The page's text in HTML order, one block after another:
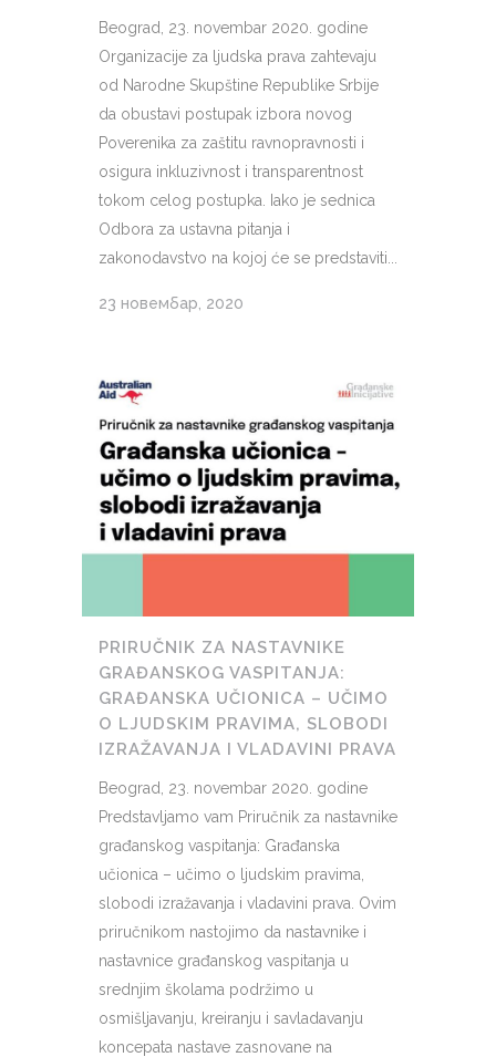
Beograd, 23. novembar 2020. godine
Organizacije za ljudska prava zahtevaju
od Narodne Skupštine Republike Srbije
da obustavi postupak izbora novog
Poverenika za zaštitu ravnopravnosti i
osigura inkluzivnost i transparentnost
tokom celog postupka. Iako je sednica
Odbora za ustavna pitanja i
zakonodavstvo na kojoj će se predstaviti...
23 новембар, 2020
PRIRUČNIK ZA NASTAVNIKE
GRAĐANSKOG VASPITANJA:
GRAĐANSKA UČIONICA – UČIMO
O LJUDSKIM PRAVIMA, SLOBODI
IZRAŽAVANJA I VLADAVINI PRAVA
Beograd, 23. novembar 2020. godine
Predstavljamo vam Priručnik za nastavnike
građanskog vaspitanja: Građanska
učionica – učimo o ljudskim pravima,
slobodi izražavanja i vladavini prava. Ovim
priručnikom nastojimo da nastavnike i
nastavnice građanskog vaspitanja u
srednjim školama podržimo u
osmišljavanju, kreiranju i savladavanju
koncepata nastave zasnovane na